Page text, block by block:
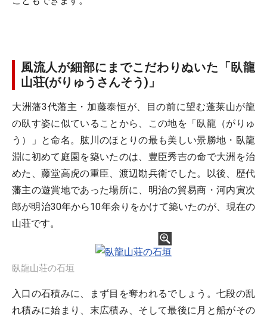
風流人が細部にまでこだわりぬいた「臥龍
山荘(がりゅうさんそう)」
大洲藩3代藩主・加藤泰恒が、目の前に望む蓬莱山が龍
の臥す姿に似ていることから、この地を「臥龍（がりゅ
う）」と命名。肱川のほとりの最も美しい景勝地・臥龍
淵に初めて庭園を築いたのは、豊臣秀吉の命で大洲を治
めた、藤堂高虎の重臣、渡辺勘兵衛でした。以後、歴代
藩主の遊賞地であった場所に、明治の貿易商・河内寅次
郎が明治30年から10年余りをかけて築いたのが、現在の
山荘です。
臥龍山荘の石垣
入口の石積みに、まず目を奪われるでしょう。七段の乱
れ積みに始まり、末広積み、そして最後に月と船がその